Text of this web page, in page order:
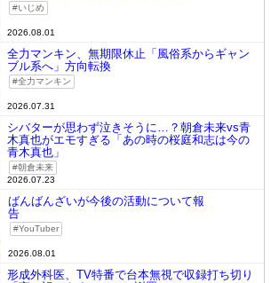
いじめ
2026.08.01
全力マンキン、無期限休止「風俗系からギャン
ブル系へ」方向転換
全力マンキン
2026.07.31
シバターが思わず泣きそうに…？朝倉未来vs青
木真也がエモすぎる「あの時の桜庭和志は今の
青木真也」
朝倉未来
2026.07.23
ばんばんざいが今後の活動について報
告
YouTuber
2026.08.01
形成外科医、TV特番で台本無視で収録打ち切り